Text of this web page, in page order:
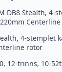
DB8 Stealth, 4-
4-stemplet
rotor
12-trinns, 10-52t